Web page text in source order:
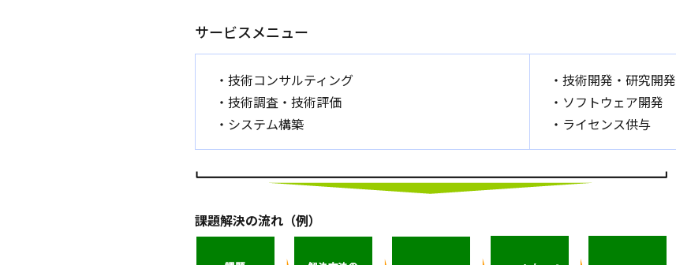
サービスメニュー
・技術コンサルティング
・技術調査・技術評価
・システム構築
・技術開発・研究開発
・ソフトウェア開発
・ライセンス供与
課題解決の流れ（例）